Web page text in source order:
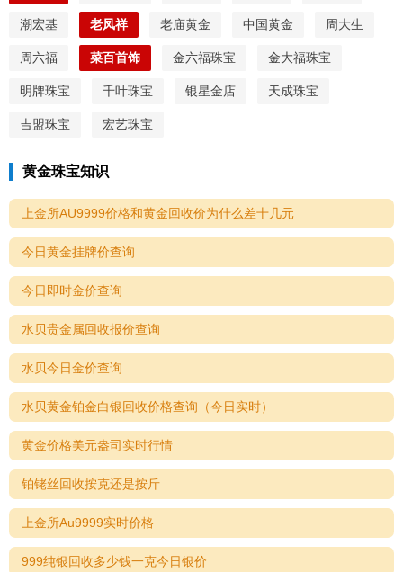
潮宏基 老凤祥 老庙黄金 中国黄金 周大生
周六福 菜百首饰 金六福珠宝 金大福珠宝
明牌珠宝 千叶珠宝 银星金店 天成珠宝
吉盟珠宝 宏艺珠宝
黄金珠宝知识
上金所AU9999价格和黄金回收价为什么差十几元
今日黄金挂牌价查询
今日即时金价查询
水贝贵金属回收报价查询
水贝今日金价查询
水贝黄金铂金白银回收价格查询（今日实时）
黄金价格美元盎司实时行情
铂铑丝回收按克还是按斤
上金所Au9999实时价格
999纯银回收多少钱一克今日银价